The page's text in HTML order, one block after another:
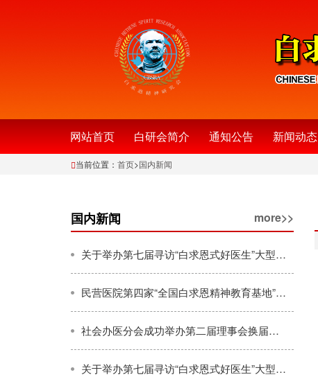
网站首页 白研会简介 通知公告 新闻动态
当前位置： 首页>国内新闻
国内新闻 more>>
关于举办第七届寻访“白求恩式好医生”大型公益活动的通知
民营医院第四家“全国白求恩精神教育基地”落户山东寿光和信医院
社会办医分会成功举办第二届理事会换届选举暨高质量发展学术交流会
关于举办第七届寻访“白求恩式好医生”大型公益活动的通知